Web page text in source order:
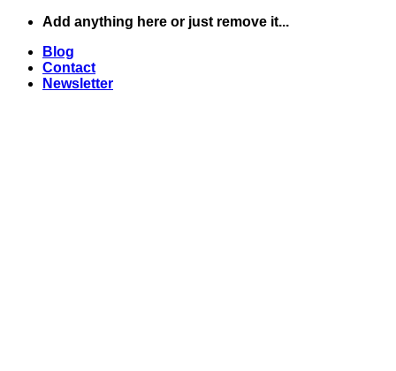
Skip
content
Add anything here or just remove it...
Blog
Contact
Newsletter